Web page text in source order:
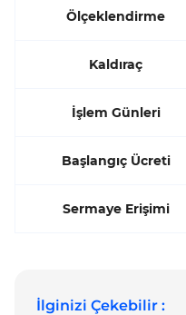
Ölçeklendirme
Kaldıraç
İşlem Günleri
Başlangıç Ücreti
Sermaye Erişimi
İlginizi Çekebilir :